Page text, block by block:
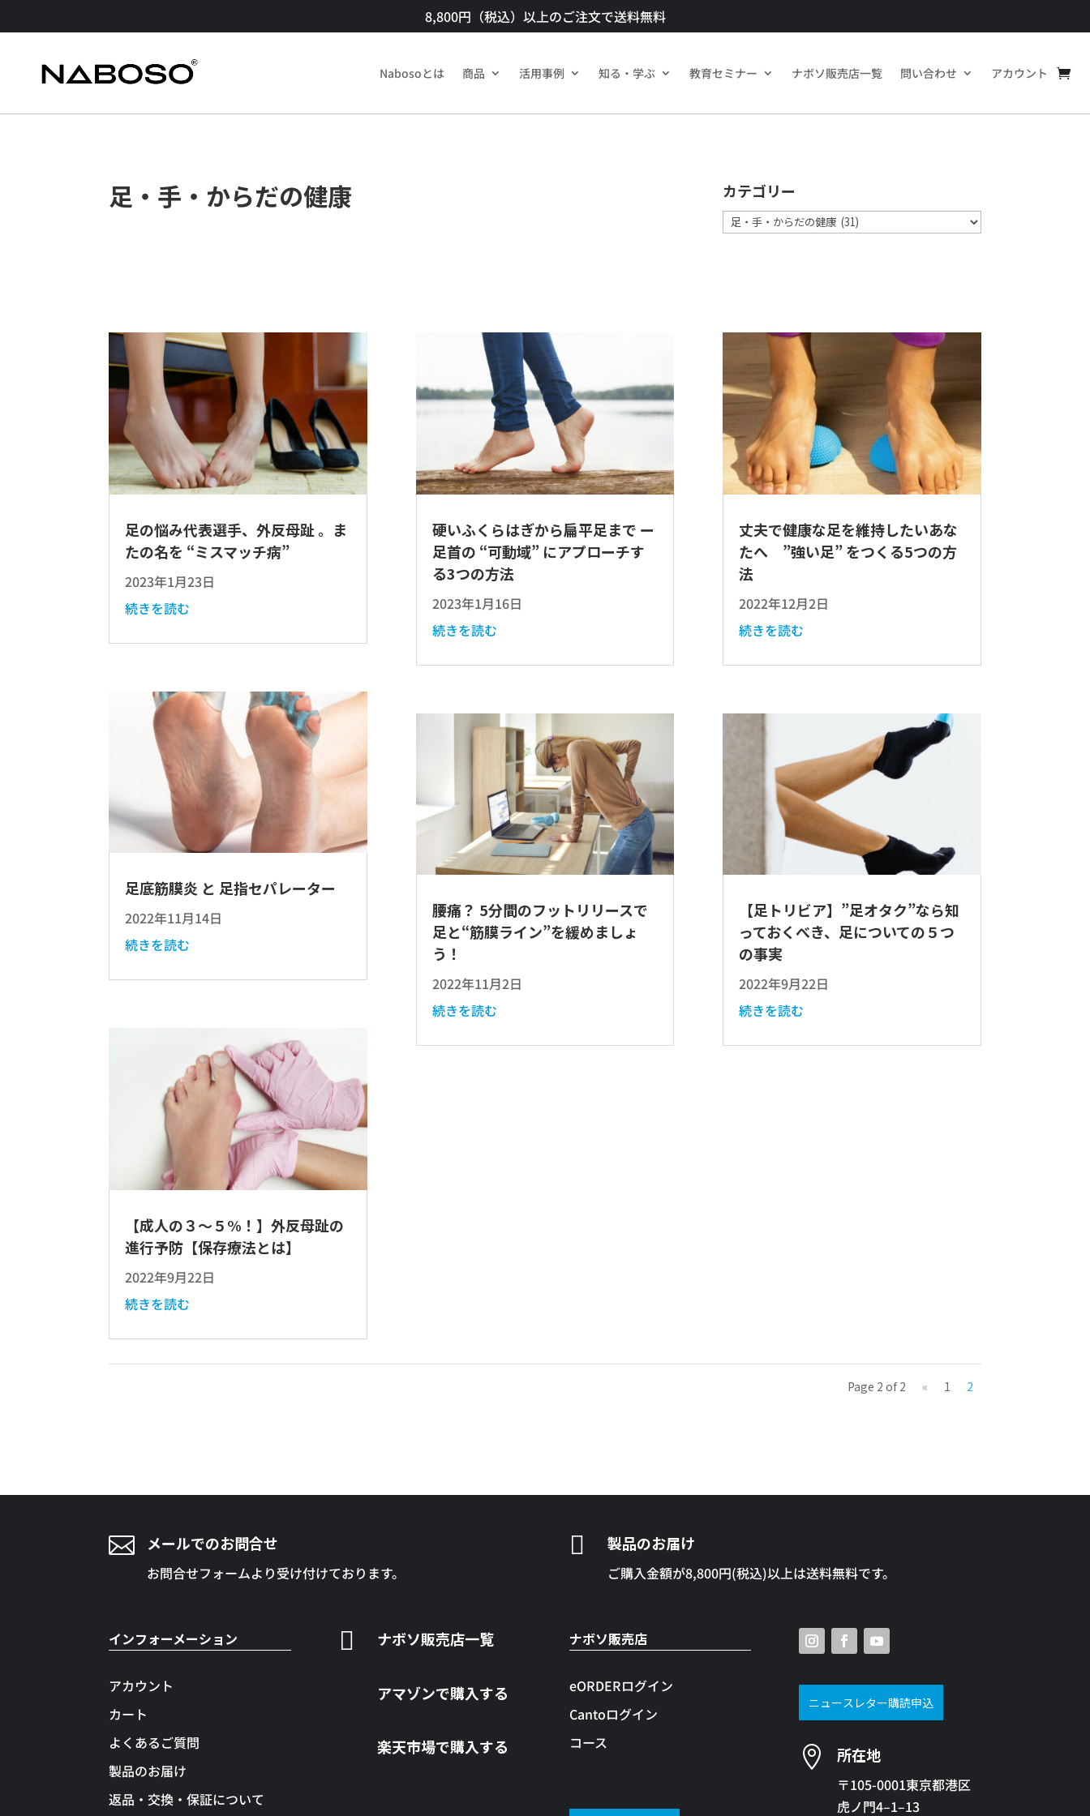
8,800円（税込）以上のご注文で送料無料​
Nabosoとは 商品​ 活用事例 知る・学ぶ 教育セミナー ナボソ販売店一覧 問い合わせ アカウント
足・手・からだの健康 カテゴリー
カ
足の悩み代表選手、外反母趾 。ま
たの名を “ミスマッチ病”
2023年1月23日
続きを読む
足底筋膜炎 と 足指セパレーター
2022年11月14日
続きを読む
【成人の３～５%！】外反母趾の
進行予防【保存療法とは】
2022年9月22日
続きを読む
硬いふくらはぎから扁平足まで ー
足首の “可動域” にアプローチす
る3つの方法
2023年1月16日
続きを読む
腰痛？ 5分間のフットリリースで
足と“筋膜ライン”を緩めましょ
う！
2022年11月2日
続きを読む
丈夫で健康な足を維持したいあな
たへ ”強い足” をつくる5つの方
法
2022年12月2日
続きを読む
【足トリビア】”足オタク”なら知
っておくべき、足についての５つ
の事実
2022年9月22日
続きを読む
Page 2 of 2 « 1 2
 メールでのお問合せ
お問合せフォームより受け付けております。
 製品のお届け
ご購入金額が8,800円(税込)以上は送料無料です。
インフォーメーション
アカウント
カート
よくあるご質問
製品のお届け
返品・交換・保証について
 ナボソ販売店一覧
アマゾンで購入する
楽天市場で購入する
ナボソ販売店
eORDERログイン
Cantoログイン
コース
ニュースレター購読申込
 所在地
〒105-0001東京都港区
虎ノ門4–1–13